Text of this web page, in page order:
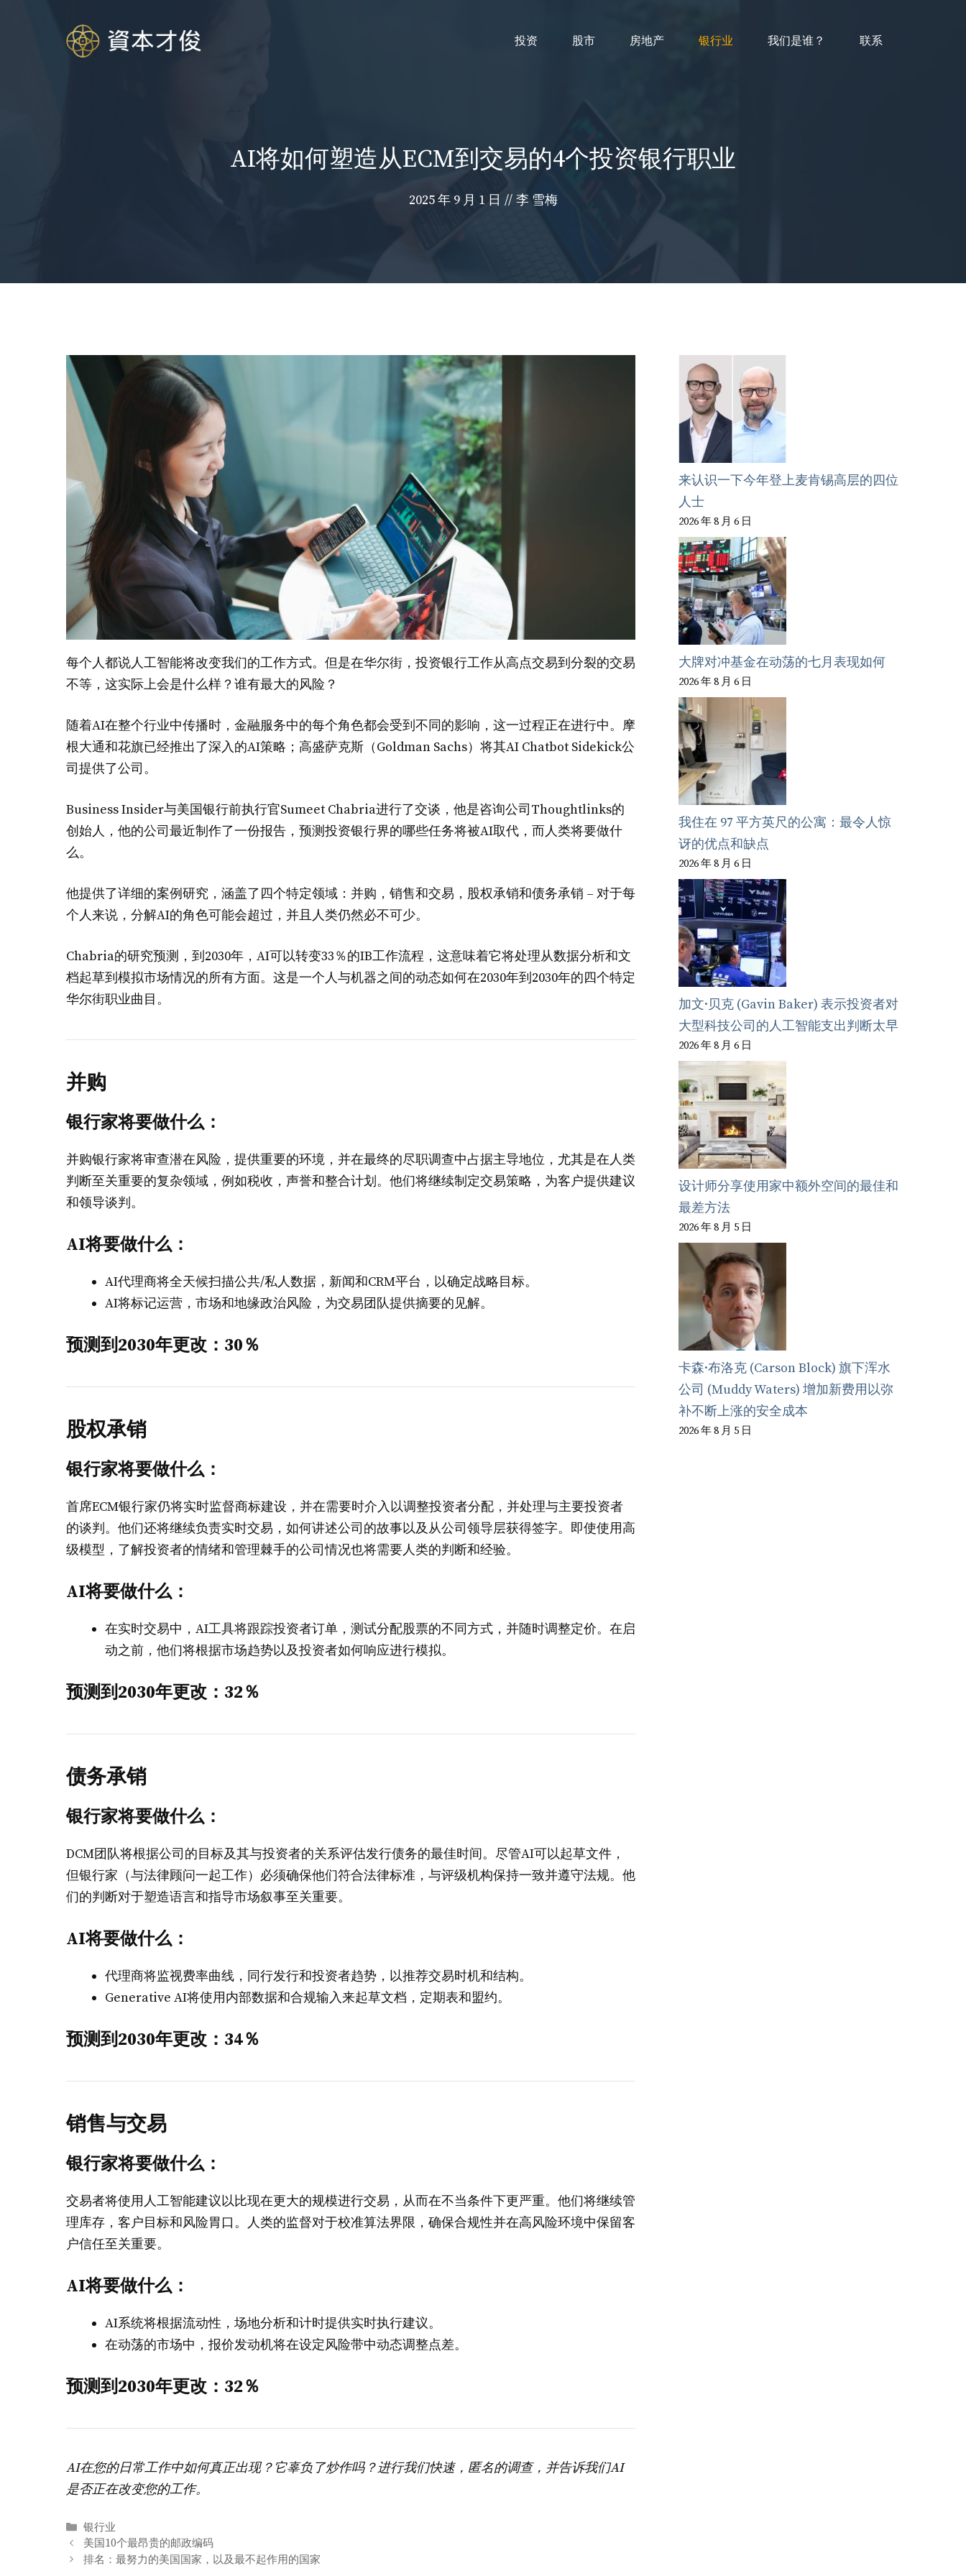
投资 股市 房地产 银行业 我们是谁？ 联系
AI将如何塑造从ECM到交易的4个投资银行职业
2025 年 9 月 1 日 // 李 雪梅
每个人都说人工智能将改变我们的工作方式。但是在华尔街，投资银行工作从高点交易到分裂的交易
不等，这实际上会是什么样？谁有最大的风险？
随着AI在整个行业中传播时，金融服务中的每个角色都会受到不同的影响，这一过程正在进行中。摩
根大通和花旗已经推出了深入的AI策略；高盛萨克斯（Goldman Sachs）将其AI Chatbot Sidekick公
司提供了公司。
Business Insider与美国银行前执行官Sumeet Chabria进行了交谈，他是咨询公司Thoughtlinks的
创始人，他的公司最近制作了一份报告，预测投资银行界的哪些任务将被AI取代，而人类将要做什
么。
他提供了详细的案例研究，涵盖了四个特定领域：并购，销售和交易，股权承销和债务承销 – 对于每
个人来说，分解AI的角色可能会超过，并且人类仍然必不可少。
Chabria的研究预测，到2030年，AI可以转变33％的IB工作流程，这意味着它将处理从数据分析和文
档起草到模拟市场情况的所有方面。这是一个人与机器之间的动态如何在2030年到2030年的四个特定
华尔街职业曲目。
并购
银行家将要做什么：
并购银行家将审查潜在风险，提供重要的环境，并在最终的尽职调查中占据主导地位，尤其是在人类
判断至关重要的复杂领域，例如税收，声誉和整合计划。他们将继续制定交易策略，为客户提供建议
和领导谈判。
AI将要做什么：
AI代理商将全天候扫描公共/私人数据，新闻和CRM平台，以确定战略目标。
AI将标记运营，市场和地缘政治风险，为交易团队提供摘要的见解。
预测到2030年更改：30％
股权承销
银行家将要做什么：
首席ECM银行家仍将实时监督商标建设，并在需要时介入以调整投资者分配，并处理与主要投资者
的谈判。他们还将继续负责实时交易，如何讲述公司的故事以及从公司领导层获得签字。即使使用高
级模型，了解投资者的情绪和管理棘手的公司情况也将需要人类的判断和经验。
AI将要做什么：
在实时交易中，AI工具将跟踪投资者订单，测试分配股票的不同方式，并随时调整定价。在启
动之前，他们将根据市场趋势以及投资者如何响应进行模拟。
预测到2030年更改：32％
债务承销
银行家将要做什么：
DCM团队将根据公司的目标及其与投资者的关系评估发行债务的最佳时间。尽管AI可以起草文件，
但银行家（与法律顾问一起工作）必须确保他们符合法律标准，与评级机构保持一致并遵守法规。他
们的判断对于塑造语言和指导市场叙事至关重要。
AI将要做什么：
代理商将监视费率曲线，同行发行和投资者趋势，以推荐交易时机和结构。
Generative AI将使用内部数据和合规输入来起草文档，定期表和盟约。
预测到2030年更改：34％
销售与交易
银行家将要做什么：
交易者将使用人工智能建议以比现在更大的规模进行交易，从而在不当条件下更严重。他们将继续管
理库存，客户目标和风险胃口。人类的监督对于校准算法界限，确保合规性并在高风险环境中保留客
户信任至关重要。
AI将要做什么：
AI系统将根据流动性，场地分析和计时提供实时执行建议。
在动荡的市场中，报价发动机将在设定风险带中动态调整点差。
预测到2030年更改：32％
AI在您的日常工作中如何真正出现？它辜负了炒作吗？进行我们快速，匿名的调查，并告诉我们AI
是否正在改变您的工作。
分
类
银行业
美国10个最昂贵的邮政编码
排名：最努力的美国国家，以及最不起作用的国家
来认识一下今年登上麦肯锡高层的四位
人士
2026 年 8 月 6 日
大牌对冲基金在动荡的七月表现如何
2026 年 8 月 6 日
我住在 97 平方英尺的公寓：最令人惊
讶的优点和缺点
2026 年 8 月 6 日
加文·贝克 (Gavin Baker) 表示投资者对
大型科技公司的人工智能支出判断太早
2026 年 8 月 6 日
设计师分享使用家中额外空间的最佳和
最差方法
2026 年 8 月 5 日
卡森·布洛克 (Carson Block) 旗下浑水
公司 (Muddy Waters) 增加新费用以弥
补不断上涨的安全成本
2026 年 8 月 5 日